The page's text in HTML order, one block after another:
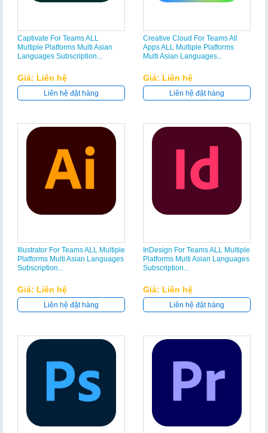
Captivate For Teams ALL
Multiple Platforms Multi Asian
Languages Subscription...
Giá: Liên hệ
Liên hệ đặt hàng
Creative Cloud For Teams All
Apps ALL Multiple Platforms
Multi Asian Languages...
Giá: Liên hệ
Liên hệ đặt hàng
Illustrator For Teams ALL Multiple
Platforms Multi Asian Languages
Subscription...
Giá: Liên hệ
Liên hệ đặt hàng
InDesign For Teams ALL Multiple
Platforms Multi Asian Languages
Subscription...
Giá: Liên hệ
Liên hệ đặt hàng